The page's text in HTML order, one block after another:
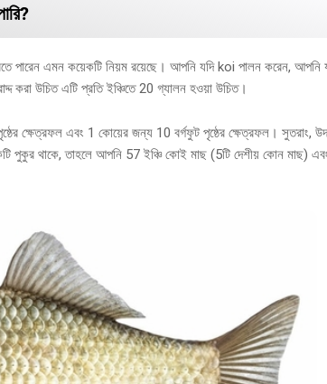
পারেন এমন কয়েকটি নিয়ম রয়েছে। আপনি যদি koi পালন করেন, আপনি
করা উচিত এটি প্রতি ইঞ্চিতে 20 গ্যালন হওয়া উচিত।
ক্ষেত্রফল এবং 1 কোয়ের জন্য 10 বর্গফুট পৃষ্ঠের ক্ষেত্রফল। সুতরাং,
পুকুর থাকে, তাহলে আপনি 57 ইঞ্চি কোই মাছ (5টি দেশীয় কোন মাছ)